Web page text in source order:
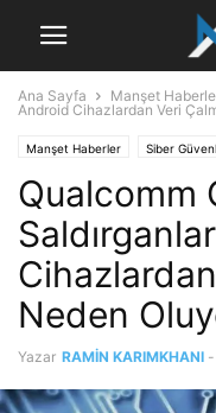
Ana Sayfa Manşet
Android Cihazlardan Veri
Manşet Haberler Siber
Qualcomm
Neden
Yazar RAMİN KARIMKHANI -